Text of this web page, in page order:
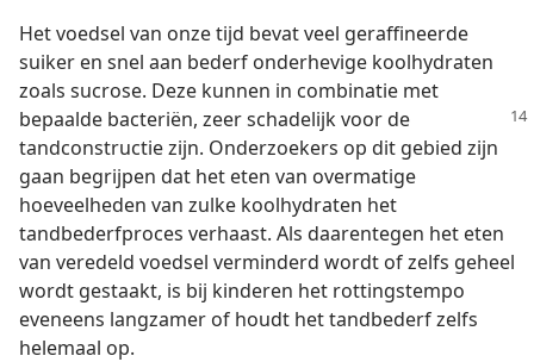
Het voedsel van onze tijd bevat veel geraffineerde
suiker en snel aan bederf onderhevige koolhydraten
zoals sucrose. Deze kunnen in combinatie met
bepaalde bacteriën, zeerschadelijk voor de
tandconstructie zijn. Onderzoekers op dit gebied zijn
gaan begrijpen dat het eten van overmatige
hoeveelheden van zulke koolhydraten het
tandbederfproces verhaast. Als daarentegen het eten
van veredeld voedsel verminderd wordt of zelfs geheel
wordt gestaakt, is bij kinderen het rottingstempo
eveneens langzamer of houdt het tandbederf zelfs
helemaal op.